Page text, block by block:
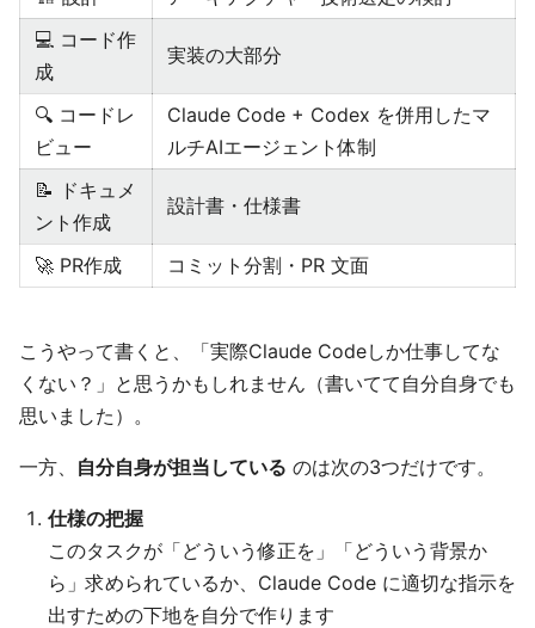
💻 コード作
成
実装の大部分
🔍 コードレ
ビュー
Claude Code + Codex を併用したマ
ルチAIエージェント体制
📝 ドキュメ
ント作成
設計書・仕様書
🚀 PR作成 コミット分割・PR 文面
こうやって書くと、「実際Claude Codeしか仕事してな
くない？」と思うかもしれません（書いてて自分自身でも
思いました）。
一方、 自分自身が担当している のは次の3つだけです。
仕様の把握
このタスクが「どういう修正を」「どういう背景か
ら」求められているか、Claude Code に適切な指示を
出すための下地を自分で作ります